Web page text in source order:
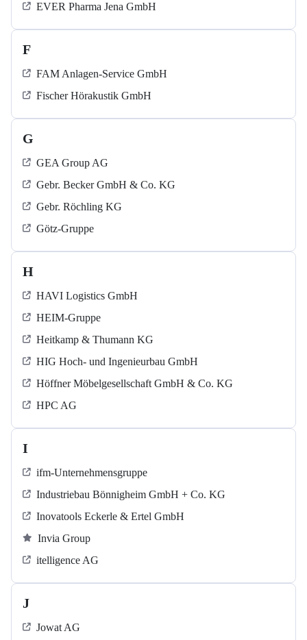
EVER Pharma Jena GmbH
F
FAM Anlagen-Service GmbH
Fischer Hörakustik GmbH
G
GEA Group AG
Gebr. Becker GmbH & Co. KG
Gebr. Röchling KG
Götz-Gruppe
H
HAVI Logistics GmbH
HEIM-Gruppe
Heitkamp & Thumann KG
HIG Hoch- und Ingenieurbau GmbH
Höffner Möbelgesellschaft GmbH & Co. KG
HPC AG
I
ifm-Unternehmensgruppe
Industriebau Bönnigheim GmbH + Co. KG
Inovatools Eckerle & Ertel GmbH
Invia Group
itelligence AG
J
Jowat AG